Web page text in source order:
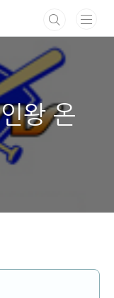
왕 온